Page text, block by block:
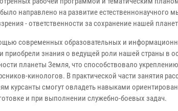
направлено на развитие естественнонаучного
- ответственности за сохранение нашей
современных образовательных и
приобрели знания о ведущей роли нашей страны в
планеты Земля, что способствовало
кинологов. В практической части занятия
курсанты смогут овладеть навыками
и при выполнении служебно-боевых задач.